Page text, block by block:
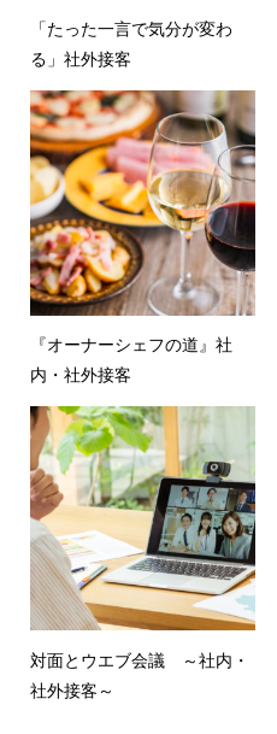
「たった一言で気分が変わ
る」社外接客
『オーナーシェフの道』社
内・社外接客
対面とウエブ会議 ～社内・
社外接客～